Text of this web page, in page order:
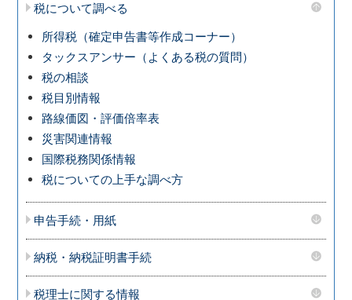
税について調べる
所得税（確定申告書等作成コーナー）
タックスアンサー（よくある税の質問）
税の相談
税目別情報
路線価図・評価倍率表
災害関連情報
国際税務関係情報
税についての上手な調べ方
申告手続・用紙
納税・納税証明書手続
税理士に関する情報